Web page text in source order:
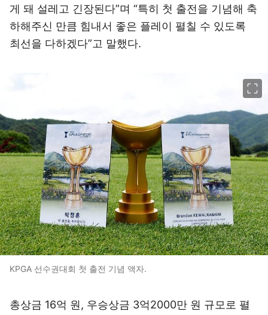
게 돼 설레고 긴장된다”며 “특히 첫 출전을 기념해 축
하해주신 만큼 힘내서 좋은 플레이 펼칠 수 있도록
최선을 다하겠다”고 말했다.
KPGA 선수권대회 첫 출전 기념 액자.
총상금 16억 원, 우승상금 3억2000만 원 규모로 펼